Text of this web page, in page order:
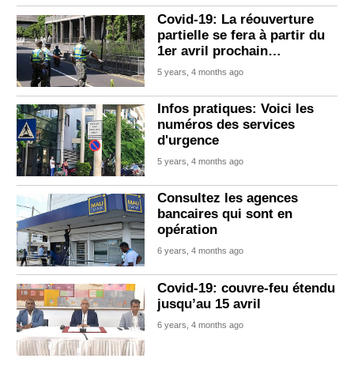
Covid-19: La réouverture
partielle se fera à partir du
1er avril prochain…
5 years, 4 months ago
Infos pratiques: Voici les
numéros des services
d'urgence
5 years, 4 months ago
Consultez les agences
bancaires qui sont en
opération
6 years, 4 months ago
Covid-19: couvre-feu étendu
jusqu’au 15 avril
6 years, 4 months ago